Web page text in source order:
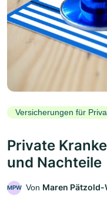
Versicherungen für
Private
und Nachteile
MPW Von Maren